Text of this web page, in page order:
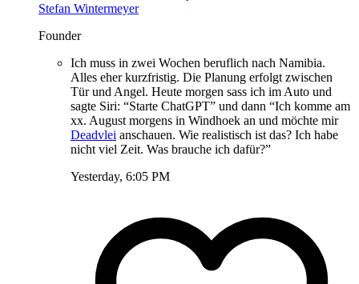
Stefan Wintermeyer
Founder
Ich muss in zwei Wochen beruflich nach Namibia.
Alles eher kurzfristig. Die Planung erfolgt zwischen
Tür und Angel. Heute morgen sass ich im Auto und
sagte Siri: “Starte ChatGPT” und dann “Ich komme am
xx. August morgens in Windhoek an und möchte mir
Deadvlei anschauen. Wie realistisch ist das? Ich habe
nicht viel Zeit. Was brauche ich dafür?”
Yesterday, 6:05 PM